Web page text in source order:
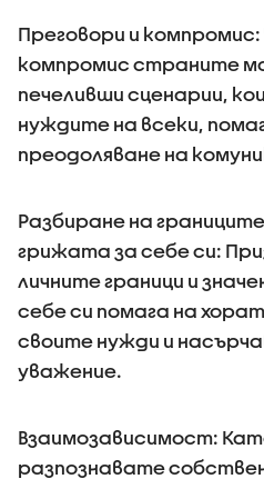
Преговори и компромис:
компромис страните
печеливши сценарии,
нуждите на всеки,
преодоляване на
Разбиране на
грижата за себе си:
личните граници и
себе си помага на
своите нужди и
уважение.
Взаимозависимост:
разпознавате